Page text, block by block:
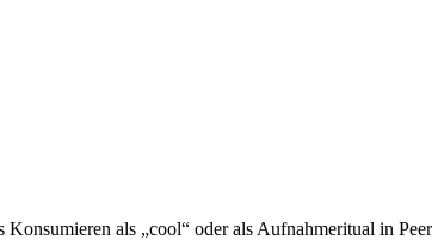
als „cool“ oder als Aufnahmeritual in